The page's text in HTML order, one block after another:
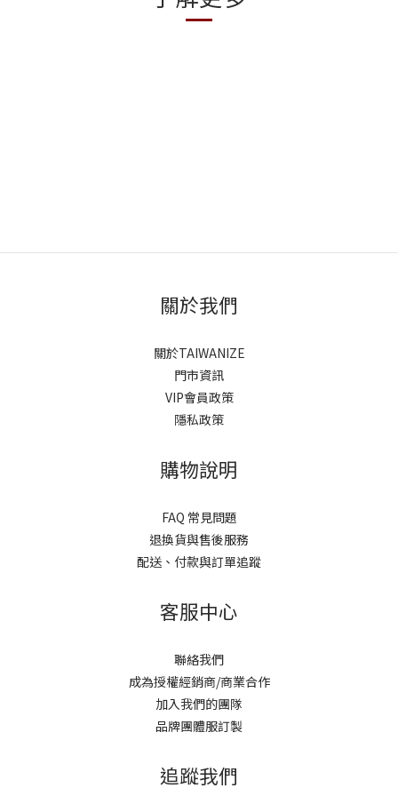
關於我們
關於TAIWANIZE
門市資訊
VIP會員政策
隱私政策
購物說明
FAQ 常見問題
退換貨與售後服務
配送、付款與訂單追蹤
客服中心
聯絡我們
成為授權經銷商/商業合作
加入我們的團隊
品牌團體服訂製
追蹤我們